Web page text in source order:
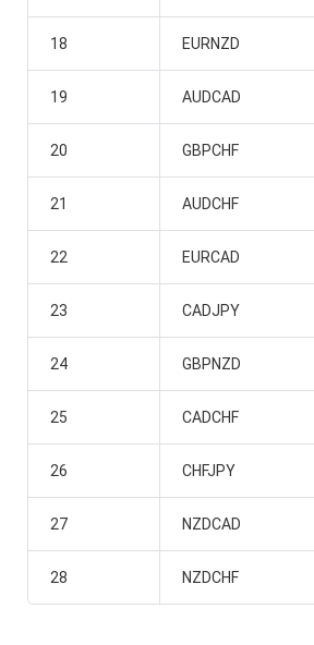
18 EURNZD
19 AUDCAD
20 GBPCHF
21 AUDCHF
22 EURCAD
23 CADJPY
24 GBPNZD
25 CADCHF
26 CHFJPY
27 NZDCAD
28 NZDCHF